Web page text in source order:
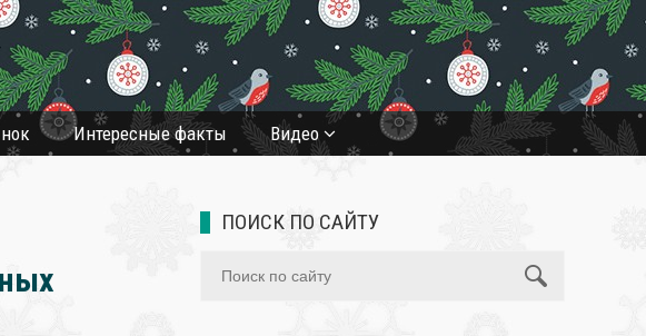
Интересные факты Видео
ПОИСК ПО САЙТУ